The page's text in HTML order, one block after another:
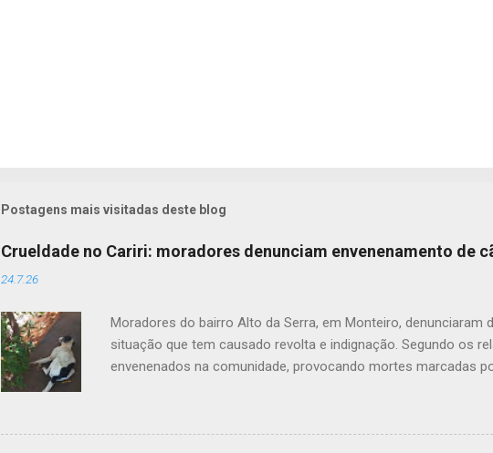
Postagens mais visitadas deste blog
Crueldade no Cariri: moradores denunciam envenenamento de
24.7.26
Moradores do bairro Alto da Serra, em Monteiro, denunciaram
situação que tem causado revolta e indignação. Segundo os
envenenados na comunidade, provocando mortes marcadas
contou que, na última quarta-feira (22), um cachorro morreu
uma cena que comoveu vizinhos e evidenciou a gravidade da